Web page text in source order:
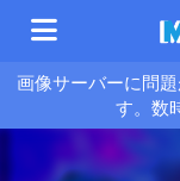
画像サーバーに問
す。数